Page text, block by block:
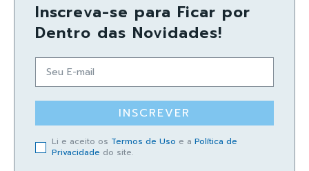
Inscreva-se para Ficar por
Dentro das Novidades!
INSCREVER
Li e aceito os Termos de Uso e a Política de
Privacidade do site.